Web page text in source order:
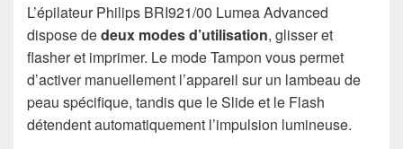
L’épilateur Philips BRI921/00 Lumea Advanced
dispose dedeux modes d’utilisation, glisser et
flasher et imprimer. Le mode Tampon vous permet
d’activer manuellement l’appareil sur un lambeau de
peau spécifique, tandis que le Slide et le Flash
détendent automatiquement l’impulsion lumineuse.